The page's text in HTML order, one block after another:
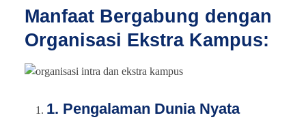
Manfaat Bergabung dengan
Organisasi Ekstra Kampus:
1. Pengalaman Dunia Nyata